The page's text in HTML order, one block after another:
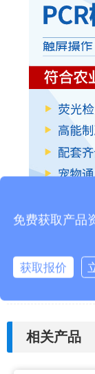
上一篇：农业四情
相关产品
免费获取产品
获取报价